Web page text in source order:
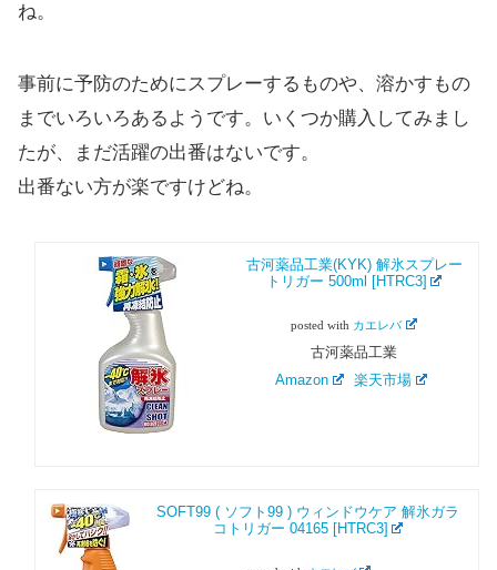
ね。
事前に予防のためにスプレーするものや、溶かすもの
までいろいろあるようです。いくつか購入してみまし
たが、まだ活躍の出番はないです。
出番ない方が楽ですけどね。
古河薬品工業(KYK) 解氷スプレー
トリガー 500ml [HTRC3]
posted with カエレバ
古河薬品工業
Amazon
楽天市場
SOFT99 ( ソフト99 ) ウィンドウケア 解氷ガラ
コトリガー 04165 [HTRC3]